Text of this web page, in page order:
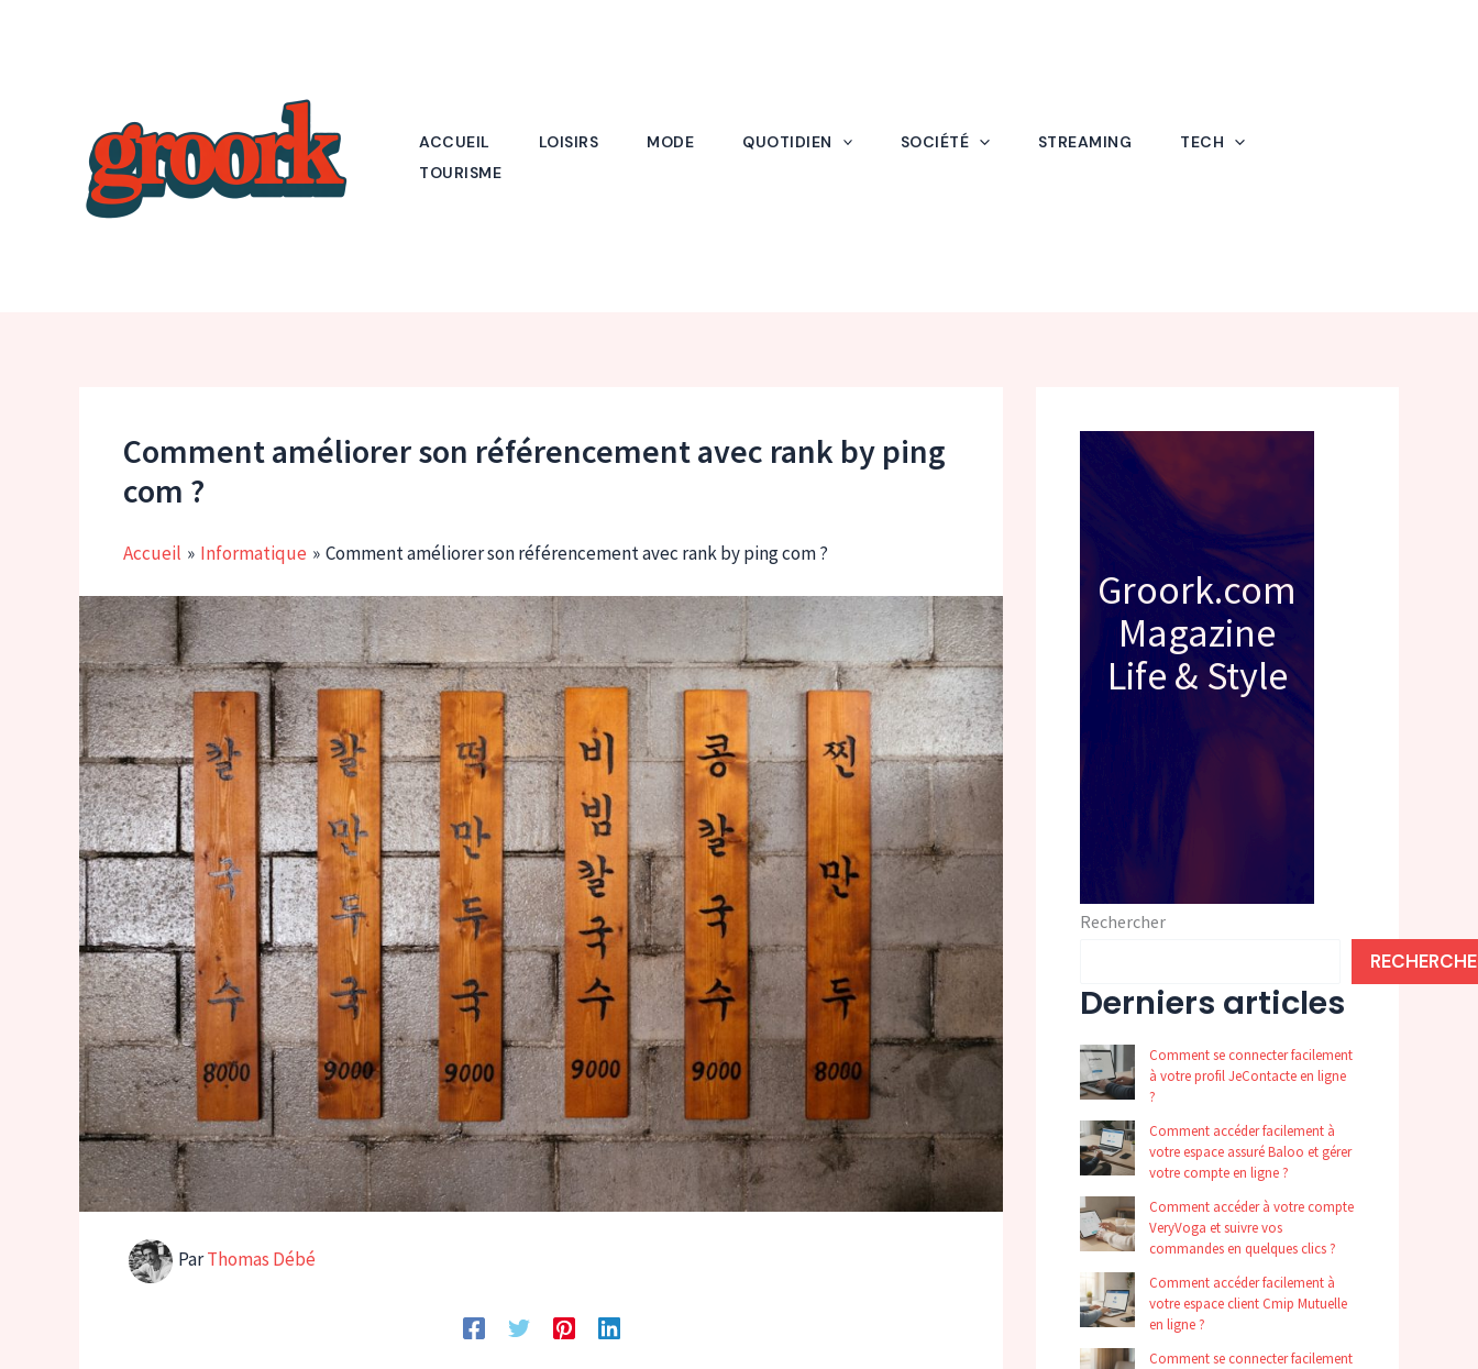
ACCUEIL LOISIRS MODE QUOTIDIEN SOCIÉTÉ STREAMING
TECH
TOURISME
Comment améliorer son référencement avec rank by ping
com ?
Accueil Informatique Comment améliorer son référencement avec rank by ping com ?
ParThomas Débé
Groork.com
Magazine
Life & Style
Rechercher
Derniers articles
Comment se connecter facilement
à votre profil JeContacte en ligne
?
Comment accéder facilement à
votre espace assuré Baloo et gérer
votre compte en ligne ?
Comment accéder à votre compte
VeryVoga et suivre vos
commandes en quelques clics ?
Comment accéder facilement à
votre espace client Cmip Mutuelle
en ligne ?
Comment se connecter facilement